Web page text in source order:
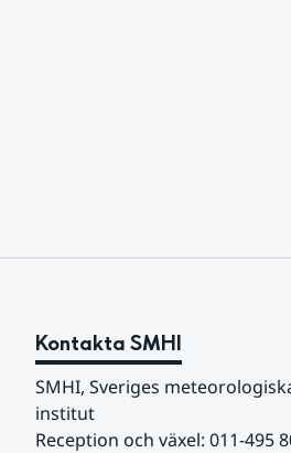
Kontakta SMHI
SMHI, Sveriges
institut
Reception och växel: 011-495